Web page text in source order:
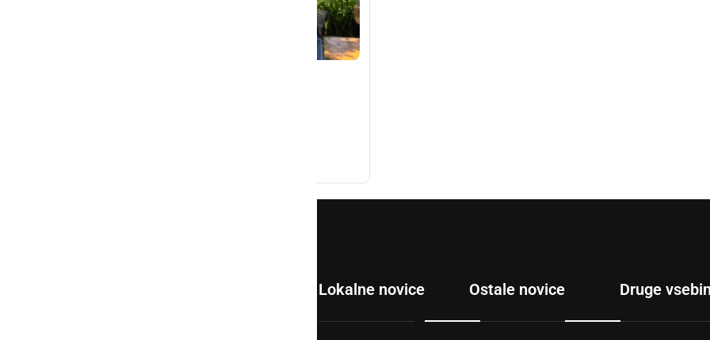
Lokalne novice Ostale novice Druge